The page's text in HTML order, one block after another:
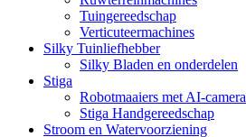
Tuingereedschap
Verticuteermachines
Silky Tuinliefhebber
Silky Bladen en onderdelen
Stiga
Robotmaaiers met AI-camera
Stiga Handgereedschap
Stroom en Watervoorziening